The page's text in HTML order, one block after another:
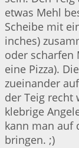
etwas Mehl
Scheibe mit
inches)
oder scharfen
eine Pizza).
zueinander
der Teig recht
klebrige
kann man auf
bringen. ;)